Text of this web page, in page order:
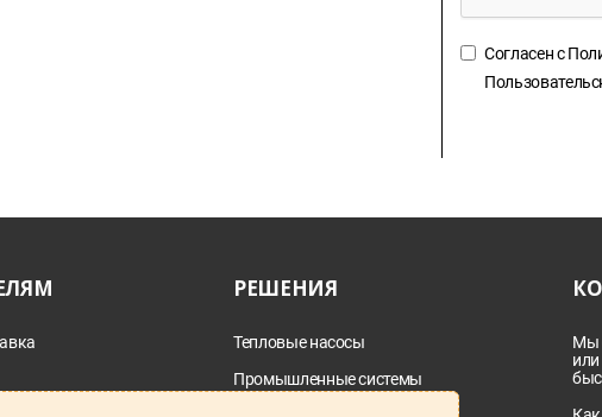
Согласен с
РЕШЕНИЯ
Тепловые насосы
Промышленные системы
дымоотведения
Мы